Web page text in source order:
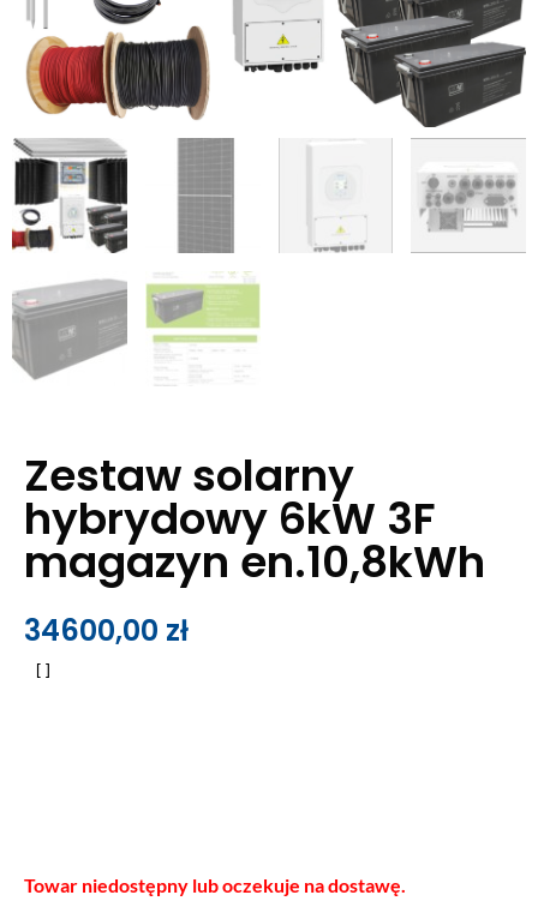
Zestaw solarny
hybrydowy 6kW 3F
magazyn en.10,8kWh
34600,00 zł
Towar niedostępny lub oczekuje na dostawę.